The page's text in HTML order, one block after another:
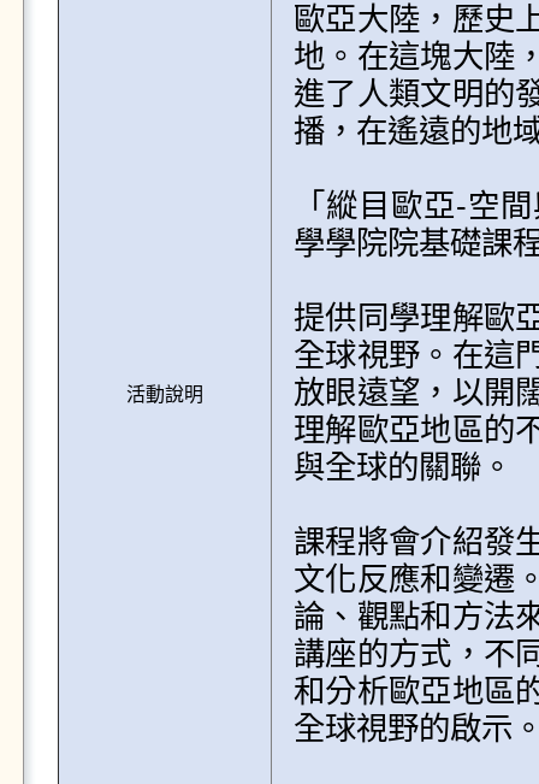
活動說明
歐亞大陸，歷史
地。在這塊大陸
進了人類文明的
播，在遙遠的地
「縱目歐亞-空
學學院院基礎課
提供同學理解歐
全球視野。在這
放眼遠望，以開
理解歐亞地區的
與全球的關聯。
課程將會介紹發
文化反應和變遷
論、觀點和方法
講座的方式，不
和分析歐亞地區
全球視野的啟示